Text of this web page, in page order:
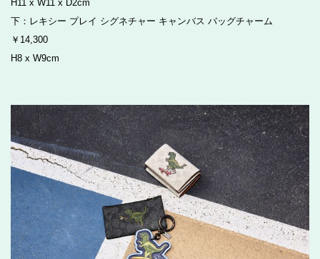
H11 x W11 x D2cm
下：レキシー プレイ シグネチャー キャンバス バッグチャーム
￥14,300
H8 x W9cm